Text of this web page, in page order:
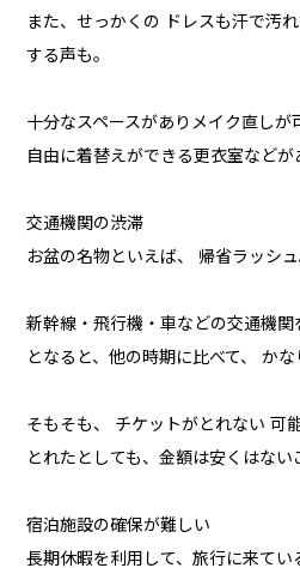
また、せっかくの ドレスも汗で汚
する声も。
十分なスペースがありメイク直しが
自由に着替えができる更衣室などが
交通機関の渋滞
お盆の名物といえば、 帰省ラッシュ
新幹線・飛行機・車などの交通機関
となると、他の時期に比べて、 かな
そもそも、 チケットがとれない 可
とれたとしても、金額は安くはない
宿泊施設の確保が難しい
長期休暇を利用して、旅行に来てい